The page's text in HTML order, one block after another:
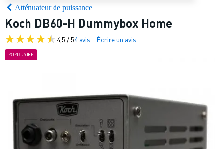
Atténuateur de puissance
Koch DB60-H Dummybox Home
4,5 / 54 avis Écrire un avis
POPULAIRE